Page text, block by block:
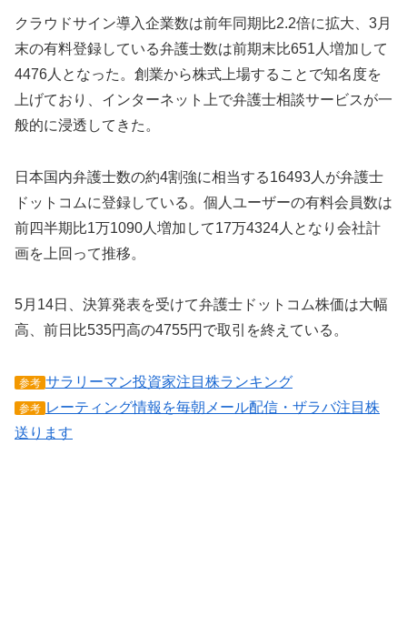
クラウドサイン導入企業数は前年同期比2.2倍に拡大、3月
末の有料登録している弁護士数は前期末比651人増加して
4476人となった。創業から株式上場することで知名度を
上げており、インターネット上で弁護士相談サービスが一
般的に浸透してきた。
日本国内弁護士数の約4割強に相当する16493人が弁護士
ドットコムに登録している。個人ユーザーの有料会員数は
前四半期比1万1090人増加して17万4324人となり会社計
画を上回って推移。
5月14日、決算発表を受けて弁護士ドットコム株価は大幅
高、前日比535円高の4755円で取引を終えている。
参考 サラリーマン投資家注目株ランキング
参考 レーティング情報を毎朝メール配信・ザラバ注目株
送ります